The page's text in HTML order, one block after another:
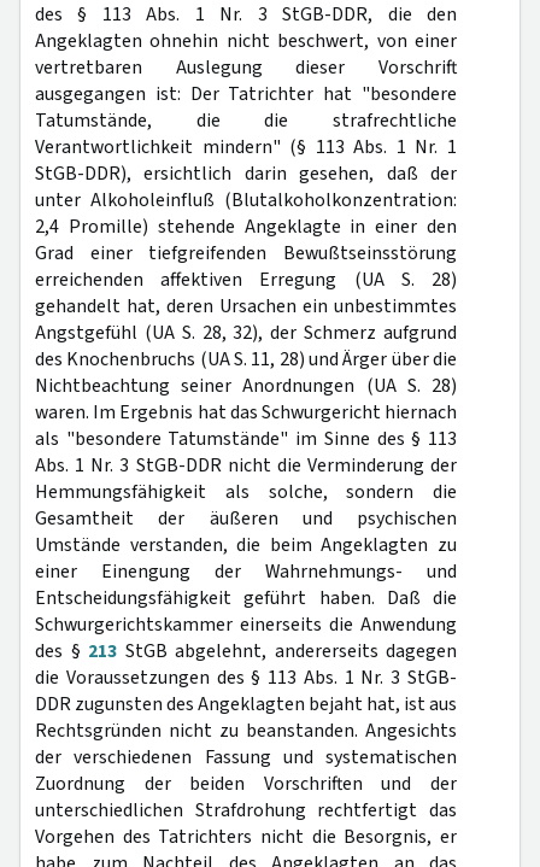
des § 113 Abs. 1 Nr. 3 StGB-DDR, die den
Angeklagten ohnehin nicht beschwert, von einer
vertretbaren Auslegung dieser Vorschrift
ausgegangen ist: Der Tatrichter hat "besondere
Tatumstände, die die strafrechtliche
Verantwortlichkeit mindern" (§ 113 Abs. 1 Nr. 1
StGB-DDR), ersichtlich darin gesehen, daß der
unter Alkoholeinfluß (Blutalkoholkonzentration:
2,4 Promille) stehende Angeklagte in einer den
Grad einer tiefgreifenden Bewußtseinsstörung
erreichenden affektiven Erregung (UA S. 28)
gehandelt hat, deren Ursachen ein unbestimmtes
Angstgefühl (UA S. 28, 32), der Schmerz aufgrund
des Knochenbruchs (UA S. 11, 28) und Ärger über die
Nichtbeachtung seiner Anordnungen (UA S. 28)
waren. Im Ergebnis hat das Schwurgericht hiernach
als "besondere Tatumstände" im Sinne des § 113
Abs. 1 Nr. 3 StGB-DDR nicht die Verminderung der
Hemmungsfähigkeit als solche, sondern die
Gesamtheit der äußeren und psychischen
Umstände verstanden, die beim Angeklagten zu
einer Einengung der Wahrnehmungs- und
Entscheidungsfähigkeit geführt haben. Daß die
Schwurgerichtskammer einerseits die Anwendung
des § 213 StGB abgelehnt, andererseits dagegen
die Voraussetzungen des § 113 Abs. 1 Nr. 3 StGB-
DDR zugunsten des Angeklagten bejaht hat, ist aus
Rechtsgründen nicht zu beanstanden. Angesichts
der verschiedenen Fassung und systematischen
Zuordnung der beiden Vorschriften und der
unterschiedlichen Strafdrohung rechtfertigt das
Vorgehen des Tatrichters nicht die Besorgnis, er